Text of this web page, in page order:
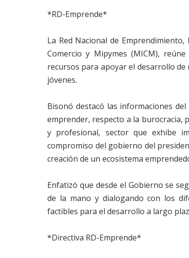
*RD-Emprende*
La Red Nacional de
Comercio y Mipymes (MICM),
recursos para apoyar el desarrollo
jóvenes.
Bisonó destacó las informaciones
emprender, respecto a la burocracia,
y profesional, sector que exhibe
compromiso del gobierno del
creación de un ecosistema
Enfatizó que desde el Gobierno se
de la mano y dialogando con los
factibles para el desarrollo a largo
*Directiva RD-Emprende*